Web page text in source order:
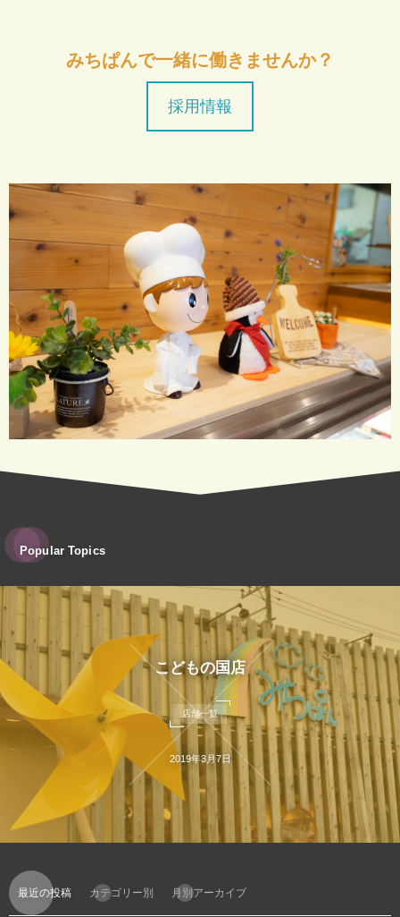
みちぱんで一緒に働きませんか？
採用情報
Popular Topics
こどもの国店
店舗一覧
2019年3月7日
最近の投稿 カテゴリー別 月別アーカイブ